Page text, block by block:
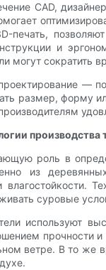
CAD,
печать,
и
могут сократить
—
размер, форму
производства
роль в
из
суровые
используют
прочности и
ветре. В то